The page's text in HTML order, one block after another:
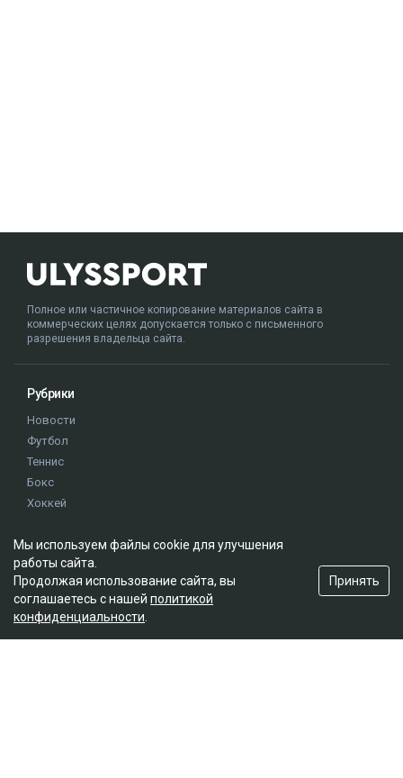
Полное или частичное копирование материалов сайта в
коммерческих целях допускается только с письменного
разрешения владельца сайта.
Рубрики
Новости
Футбол
Теннис
Бокс
Хоккей
Истории
Олимпиада
Редакция
О проекте
Мы используем файлы cookie для улучшения
работы сайта.
Продолжая использование сайта, вы
соглашаетесь с нашей политикой
конфиденциальности
Принять